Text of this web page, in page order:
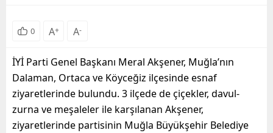
0 A+ A-
İYİ Parti Genel Başkanı Meral Akşener, Muğla’nın
Dalaman, Ortaca ve Köyceğiz ilçesinde esnaf
ziyaretlerinde bulundu. 3 ilçede de çiçekler, davul-
zurna ve meşaleler ile karşılanan Akşener,
ziyaretlerinde partisinin Muğla Büyükşehir Belediye